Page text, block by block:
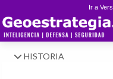
Ir a
HISTORIA